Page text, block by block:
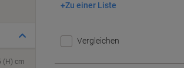
In den Warenkorb
Zu einer Liste
Vergleichen
(H) cm